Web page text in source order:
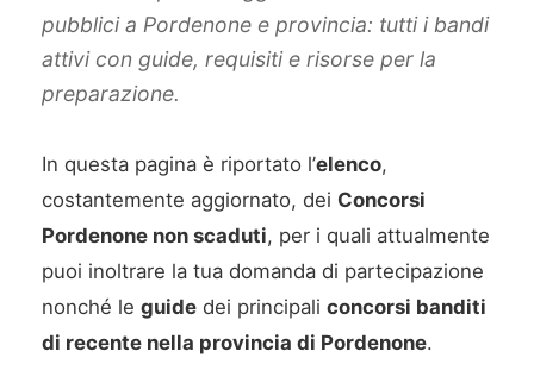
pubblici a Pordenone e provincia: tutti i bandi
attivi con guide, requisiti e risorse per la
preparazione.
In questa pagina è riportato l’elenco,
costantemente aggiornato, dei Concorsi
Pordenone non scaduti, per i quali attualmente
puoi inoltrare la tua domanda di partecipazione
nonché le guide dei principali concorsi banditi
di recente nella provincia di Pordenone.